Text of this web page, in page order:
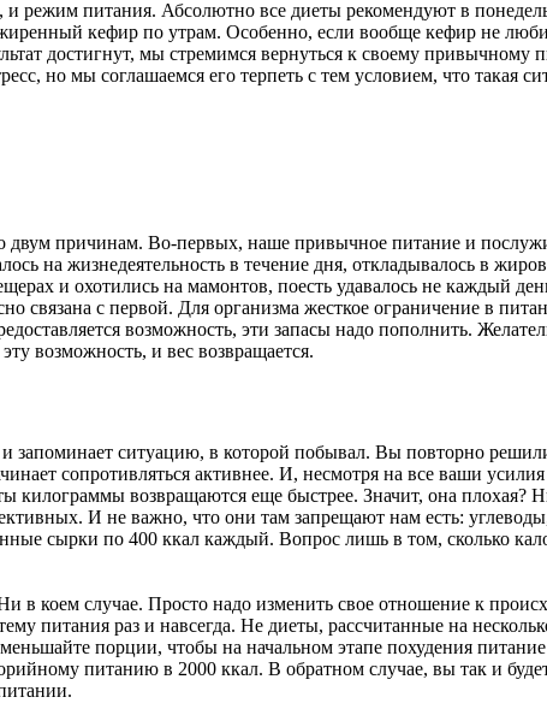
режим питания. Абсолютно все диеты рекомендуют в
кефир по утрам. Особенно, если вообще кефир не
достигнут, мы стремимся вернуться к своему
но мы соглашаемся его терпеть с тем условием, что такая
причинам. Во-первых, наше привычное питание и
на жизнедеятельность в течение дня, откладывалось в
и охотились на мамонтов, поесть удавалось не каждый
связана с первой. Для организма жесткое ограничение в
возможность, эти запасы надо пополнить.
возможность, и вес возвращается.
ситуацию, в которой побывал. Вы повторно
сопротивляться активнее. И, несмотря на все ваши
килограммы возвращаются еще быстрее. Значит, она плохая?
И не важно, что они там запрещают нам есть:
сырки по 400 ккал каждый. Вопрос лишь в том, сколько
в коем случае. Просто надо изменить свое отношение к
питания раз и навсегда. Не диеты, рассчитанные на
порции, чтобы на начальном этапе похудения
питанию в 2000 ккал. В обратном случае, вы так и